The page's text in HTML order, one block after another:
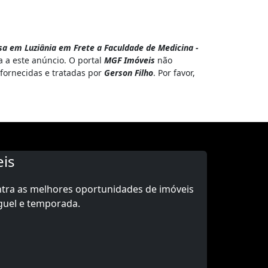
em Luziânia em Frete a Faculdade de Medicina -
a este anúncio. O portal MGF Imóveis não
e tratadas por Gerson Filho. Por favor,
as melhores oportunidades de imóveis
e temporada.